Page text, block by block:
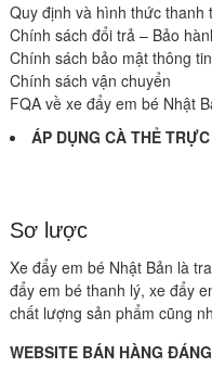
Quy định và hình thức thanh
Chính sách đổi trả – Bảo
Chính sách bảo mật thông tin
Chính sách vận chuyển
FQA về xe đẩy em bé Nhật
ÁP DỤNG CÀ THẺ
Sơ lược
Xe đẩy em bé Nhật Bản là
đẩy em bé thanh lý, xe đẩy
chất lượng sản phẩm cũng
WEBSITE BÁN HÀNG